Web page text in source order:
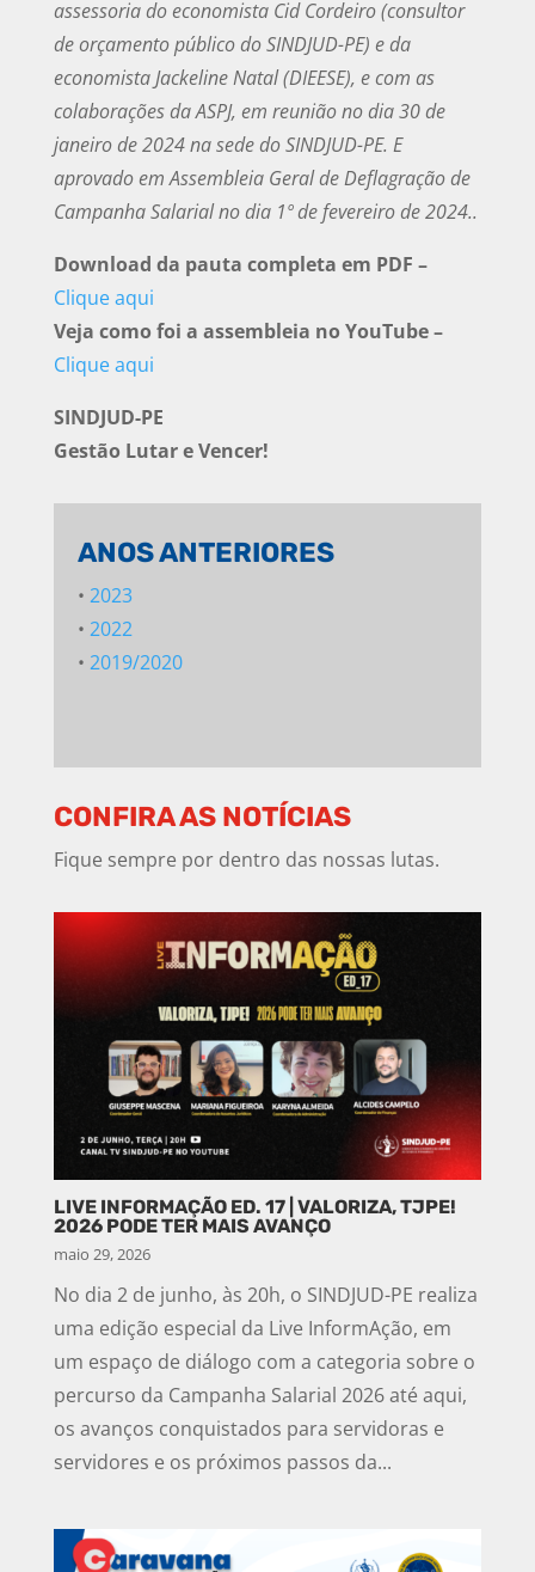
assessoria do economista Cid Cordeiro (consultor
de orçamento público do SINDJUD-PE) e da
economista Jackeline Natal (DIEESE), e com as
colaborações da ASPJ, em reunião no dia 30 de
janeiro de 2024 na sede do SINDJUD-PE. E
aprovado em Assembleia Geral de Deflagração de
Campanha Salarial no dia 1º de fevereiro de 2024..
Download da pauta completa em PDF –
Clique aqui
Veja como foi a assembleia no YouTube –
Clique aqui
SINDJUD-PE
Gestão Lutar e Vencer!
ANOSANTERIORES
• 2023
• 2022
• 2019/2020
CONFIRA AS NOTÍCIAS
Fique sempre por dentro das nossas lutas.
LIVE INFORMAÇÃO ED. 17 | VALORIZA, TJPE!
2026 PODE TER MAIS AVANÇO
maio 29, 2026
No dia 2 de junho, às 20h, o SINDJUD-PE realiza
uma edição especial da Live InformAção, em
um espaço de diálogo com a categoria sobre o
percurso da Campanha Salarial 2026 até aqui,
os avanços conquistados para servidoras e
servidores e os próximos passos da...